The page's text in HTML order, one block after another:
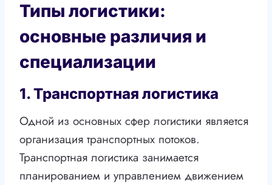
Типы логистики:
основные различия и
специализации
1. Транспортная логистика
Одной из основных сфер логистики является
организация транспортных потоков.
Транспортная логистика занимается
планированием и управлением движением